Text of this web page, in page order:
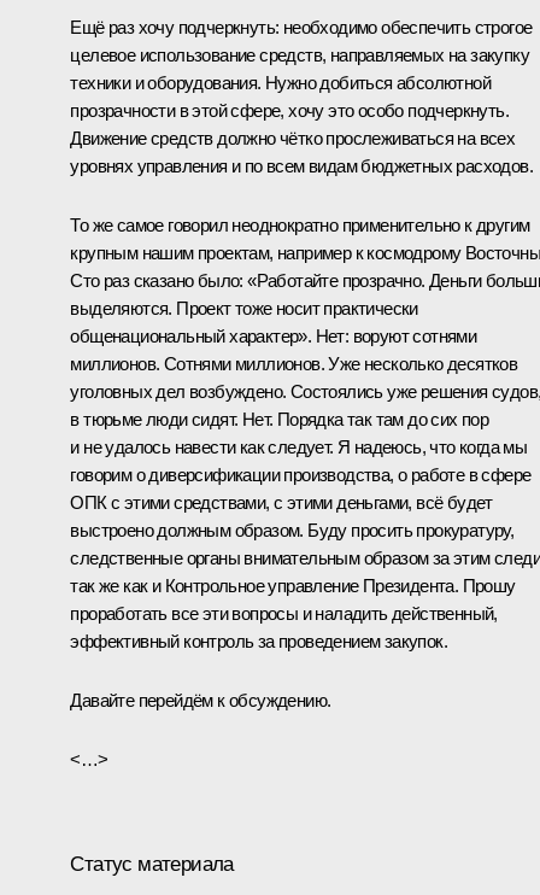
Ещё раз хочу подчеркнуть: необходимо обеспечить строгое
целевое использование средств, направляемых на закупку
техники и оборудования. Нужно добиться абсолютной
прозрачности в этой сфере, хочу это особо подчеркнуть.
Движение средств должно чётко прослеживаться на всех
уровнях управления и по всем видам бюджетных расходов.
То же самое говорил неоднократно применительно к другим
крупным нашим проектам, например к космодрому
Сто раз сказано было: «Работайте прозрачно. Деньги
выделяются. Проект тоже носит практически
общенациональный характер». Нет: воруют сотнями
миллионов. Сотнями миллионов. Уже несколько десятков
уголовных дел возбуждено. Состоялись уже решения
в тюрьме люди сидят. Нет. Порядка так там до сих пор
и не удалось навести как следует. Я надеюсь, что когда мы
говорим о диверсификации производства, о работе в сфере
ОПК с этими средствами, с этими деньгами, всё будет
выстроено должным образом. Буду просить прокуратуру,
следственные органы внимательным образом за этим
так же как и Контрольное управление Президента. Прошу
проработать все эти вопросы и наладить действенный,
эффективный контроль за проведением закупок.
Давайте перейдём к обсуждению.
<…>
Статус материала